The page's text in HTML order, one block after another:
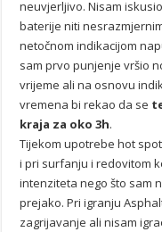
neuvjerljivo. Nisam
baterije niti
netočnom indikacijom
sam prvo punjenje vršio
vrijeme ali na osnovu
vremena bi rekao da se
kraja za oko 3h.
Tijekom upotrebe hot
i pri surfanju i redovitom
intenziteta nego što sam
prejako. Pri igranju
zagrijavanje ali nisam